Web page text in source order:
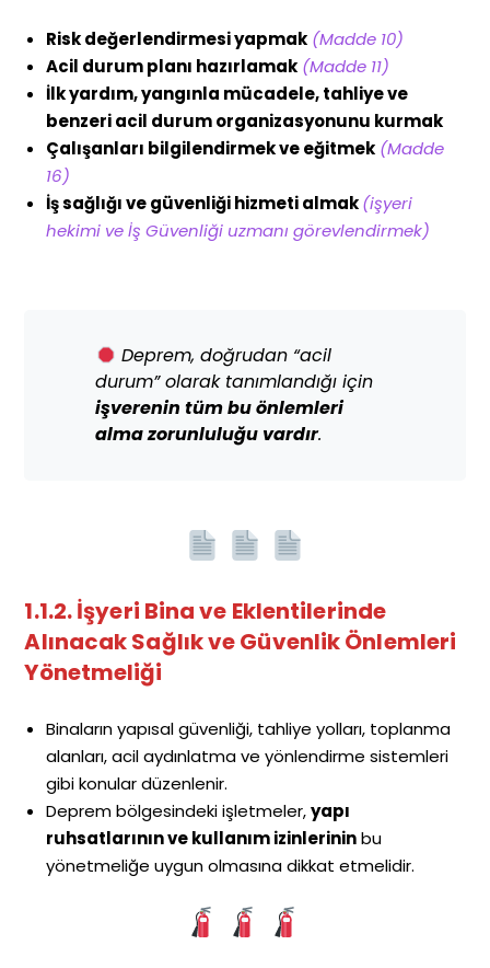
Risk değerlendirmesi yapmak (Madde 10)
Acil durum planı hazırlamak (Madde 11)
İlk yardım, yangınla mücadele, tahliye ve
benzeri acil durum organizasyonunu kurmak
Çalışanları bilgilendirmek ve eğitmek (Madde
16)
İş sağlığı ve güvenliği hizmeti almak(işyeri
hekimi ve İş Güvenliği uzmanı görevlendirmek)
Deprem, doğrudan “acil
durum” olarak tanımlandığı için
işverenin tüm bu önlemleri
alma zorunluluğu vardır.
1.1.2. İşyeri Bina ve Eklentilerinde
Alınacak Sağlık ve Güvenlik Önlemleri
Yönetmeliği
Binaların yapısal güvenliği, tahliye yolları, toplanma
alanları, acil aydınlatma ve yönlendirme sistemleri
gibi konular düzenlenir.
Deprem bölgesindeki işletmeler,yapı
ruhsatlarının ve kullanım izinlerininbu
yönetmeliğe uygun olmasına dikkat etmelidir.